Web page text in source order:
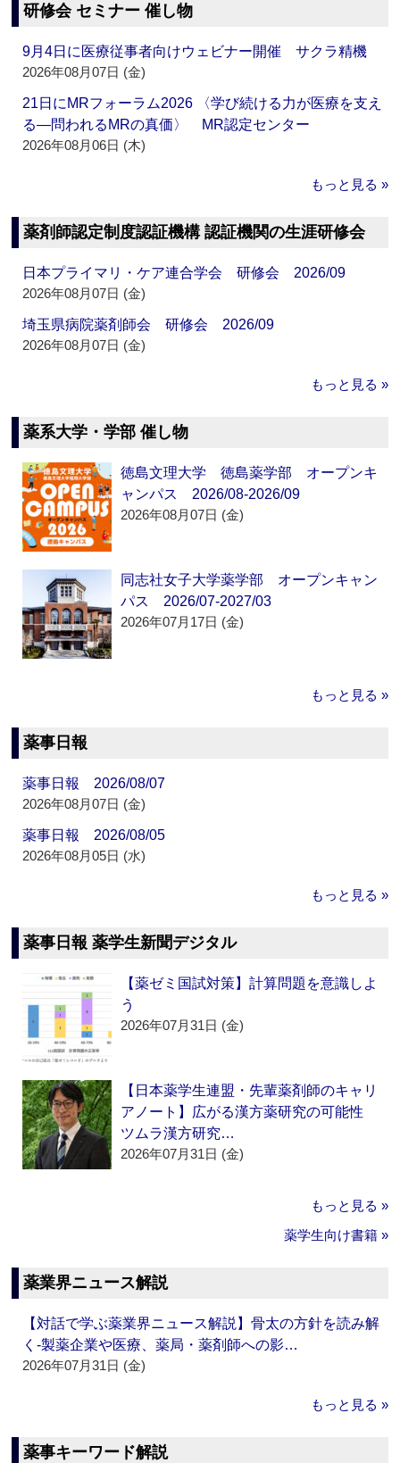
研修会 セミナー 催し物
9月4日に医療従事者向けウェビナー開催 サクラ精機
2026年08月07日 (金)
21日にMRフォーラム2026 〈学び続ける力が医療を支え
る―問われるMRの真価〉 MR認定センター
2026年08月06日 (木)
もっと見る »
薬剤師認定制度認証機構 認証機関の生涯研修会
日本プライマリ・ケア連合学会 研修会 2026/09
2026年08月07日 (金)
埼玉県病院薬剤師会 研修会 2026/09
2026年08月07日 (金)
もっと見る »
薬系大学・学部 催し物
徳島文理大学 徳島薬学部 オープンキ
ャンパス 2026/08-2026/09
2026年08月07日 (金)
同志社女子大学薬学部 オープンキャン
パス 2026/07-2027/03
2026年07月17日 (金)
もっと見る »
薬事日報
薬事日報 2026/08/07
2026年08月07日 (金)
薬事日報 2026/08/05
2026年08月05日 (水)
もっと見る »
薬事日報 薬学生新聞デジタル
【薬ゼミ国試対策】計算問題を意識しよ
う
2026年07月31日 (金)
【日本薬学生連盟・先輩薬剤師のキャリ
アノート】広がる漢方薬研究の可能性
ツムラ漢方研究…
2026年07月31日 (金)
もっと見る »
薬学生向け書籍 »
薬業界ニュース解説
【対話で学ぶ薬業界ニュース解説】骨太の方針を読み解
く‐製薬企業や医療、薬局・薬剤師への影…
2026年07月31日 (金)
もっと見る »
薬事キーワード解説